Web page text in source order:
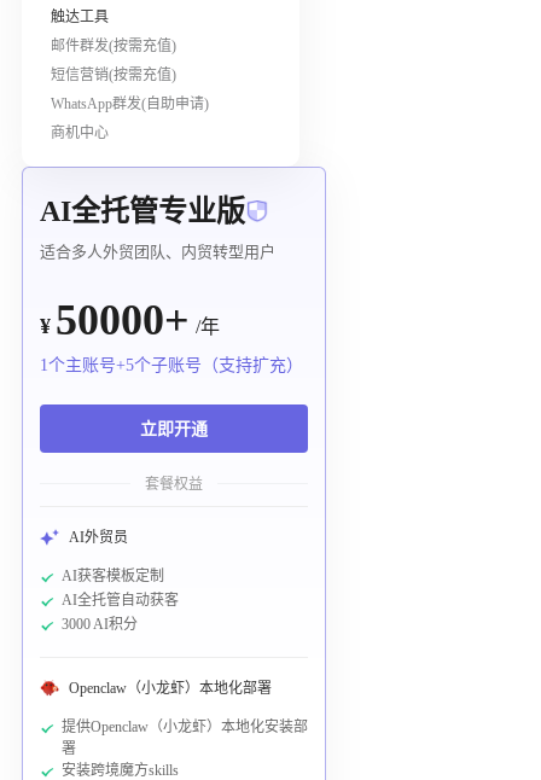
触达工具
邮件群发(按需充值)
短信营销(按需充值)
WhatsApp群发(自助申请)
商机中心
AI全托管专业版
适合多人外贸团队、内贸转型用户
¥ 50000+ /年
1个主账号+5个子账号（支持扩充）
立即开通
套餐权益
AI外贸员
AI获客模板定制
AI全托管自动获客
3000 AI积分
Openclaw（小龙虾）本地化部署
提供Openclaw（小龙虾）本地化安装部
署
安装跨境魔方skills